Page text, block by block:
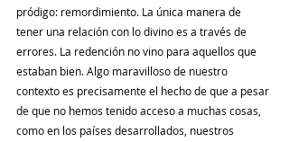
pródigo: remordimiento. La única manera de
tener una relación con lo divino es a través de
errores. La redención no vino para aquellos que
estaban bien. Algo maravilloso de nuestro
contexto es precisamente el hecho de que a pesar
de que no hemos tenido acceso a muchas cosas,
como en los países desarrollados, nuestros